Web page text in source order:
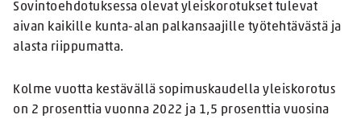
Sovintoehdotuksessa olevat yleiskorotukset tulevat
aivan kaikille kunta-alan palkansaajille työtehtävästä ja
alasta riippumatta.
Kolme vuotta kestävällä sopimuskaudella yleiskorotus
on 2 prosenttia vuonna 2022 ja 1,5 prosenttia vuosina